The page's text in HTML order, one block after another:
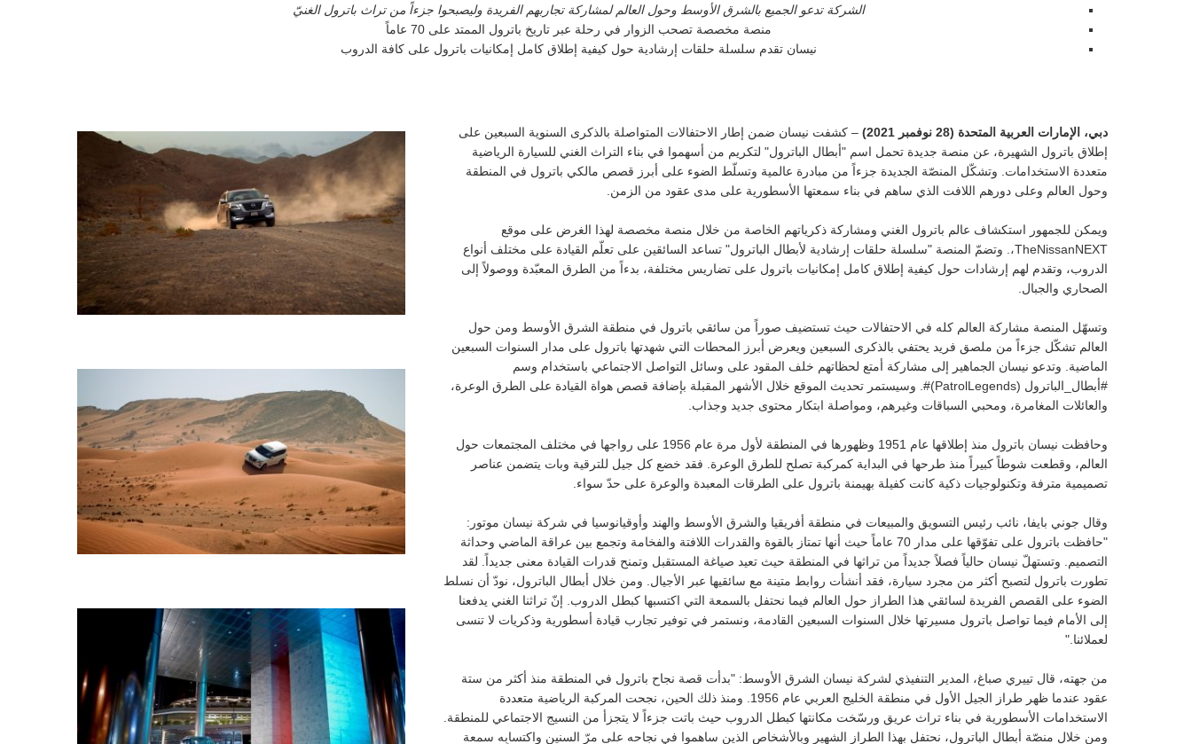
الشركة تدعو الجميع بالشرق الأوسط وحول العالم لمشاركة تجاربهم الفريدة وليصبحوا جزءاً من تراث باترول الغنيّ
منصة مخصصة تصحب الزوار في رحلة عبر تاريخ باترول الممتد على 70 عاماً
نيسان تقدم سلسلة حلقات إرشادية حول كيفية إطلاق كامل إمكانيات باترول على كافة الدروب
دبي، الإمارات العربية المتحدة (28 نوفمبر 2021)
– كشفت نيسان ضمن إطار الاحتفالات المتواصلة بالذكرى السنوية السبعين على
إطلاق باترول الشهيرة، عن منصة جديدة تحمل اسم "أبطال الباترول" لتكريم من أسهموا في بناء التراث الغني للسيارة الرياضية
متعددة الاستخدامات. وتشكّل المنصّة الجديدة جزءاً من مبادرة عالمية وتسلّط الضوء على أبرز قصص مالكي باترول في المنطقة
وحول العالم وعلى دورهم اللافت الذي ساهم في بناء سمعتها الأسطورية على مدى عقود من الزمن.
ويمكن للجمهور استكشاف عالم باترول الغني ومشاركة ذكرياتهم الخاصة من خلال منصة مخصصة لهذا الغرض على موقع
TheNissanNEXT،. وتضمّ المنصة "سلسلة حلقات إرشادية لأبطال الباترول" تساعد السائقين على تعلّم القيادة على مختلف أنواع
الدروب، وتقدم لهم إرشادات حول كيفية إطلاق كامل إمكانيات باترول على تضاريس مختلفة، بدءاً من الطرق المعبّدة ووصولاً إلى
الصحاري والجبال.
وتسهّل المنصة مشاركة العالم كله في الاحتفالات حيث تستضيف صوراً من سائقي باترول في منطقة الشرق الأوسط ومن حول
العالم تشكّل جزءاً من ملصق فريد يحتفي بالذكرى السبعين ويعرض أبرز المحطات التي شهدتها باترول على مدار السنوات السبعين
الماضية. وتدعو نيسان الجماهير إلى مشاركة أمتع لحظاتهم خلف المقود على وسائل التواصل الاجتماعي باستخدام وسم
#أبطال_الباترول (PatrolLegends)#. وسيستمر تحديث الموقع خلال الأشهر المقبلة بإضافة قصص هواة القيادة على الطرق الوعرة،
والعائلات المغامرة، ومحبي السباقات وغيرهم، ومواصلة ابتكار محتوى جديد وجذاب.
وحافظت نيسان باترول منذ إطلاقها عام 1951 وظهورها في المنطقة لأول مرة عام 1956 على رواجها في مختلف المجتمعات حول
العالم، وقطعت شوطاً كبيراً منذ طرحها في البداية كمركبة تصلح للطرق الوعرة. فقد خضع كل جيل للترقية وبات يتضمن عناصر
تصميمية مترفة وتكنولوجيات ذكية كانت كفيلة بهيمنة باترول على الطرقات المعبدة والوعرة على حدّ سواء.
وقال جوني بايفا، نائب رئيس التسويق والمبيعات في منطقة أفريقيا والشرق الأوسط والهند وأوقيانوسيا في شركة نيسان موتور:
"حافظت باترول على تفوّقها على مدار 70 عاماً حيث أنها تمتاز بالقوة والقدرات اللافتة والفخامة وتجمع بين عراقة الماضي وحداثة
التصميم. وتستهلّ نيسان حالياً فصلاً جديداً من تراثها في المنطقة حيث تعيد صياغة المستقبل وتمنح قدرات القيادة معنى جديداً. لقد
تطورت باترول لتصبح أكثر من مجرد سيارة، فقد أنشأت روابط متينة مع سائقيها عبر الأجيال. ومن خلال أبطال الباترول، نودّ أن نسلط
الضوء على القصص الفريدة لسائقي هذا الطراز حول العالم فيما نحتفل بالسمعة التي اكتسبها كبطل الدروب. إنّ تراثنا الغني يدفعنا
إلى الأمام فيما تواصل باترول مسيرتها خلال السنوات السبعين القادمة، ونستمر في توفير تجارب قيادة أسطورية وذكريات لا تنسى
لعملائنا."
من جهته، قال تييري صباغ، المدير التنفيذي لشركة نيسان الشرق الأوسط: "بدأت قصة نجاح باترول في المنطقة منذ أكثر من ستة
عقود عندما ظهر طراز الجيل الأول في منطقة الخليج العربي عام 1956. ومنذ ذلك الحين، نجحت المركبة الرياضية متعددة
الاستخدامات الأسطورية في بناء تراث عريق ورسّخت مكانتها كبطل الدروب حيث باتت جزءاً لا يتجزأ من النسيج الاجتماعي للمنطقة.
ومن خلال منصّة أبطال الباترول، نحتفل بهذا الطراز الشهير وبالأشخاص الذين ساهموا في نجاحه على مرّ السنين واكتسابِه سمعة